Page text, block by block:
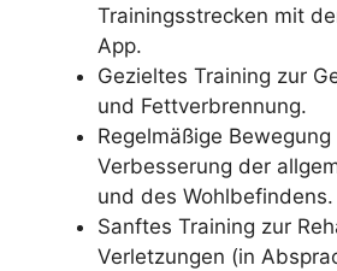
Trainingsstrecken mit
App.
Gezieltes Training zur
und Fettverbrennung.
Regelmäßige Bewegung
Verbesserung der
und des Wohlbefindens.
Sanftes Training zur
Verletzungen (in